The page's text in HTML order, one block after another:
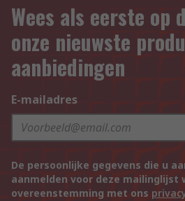
Wees als eerste op
onze nieuwste
aanbiedingen
E-mailadres
De persoonlijke gegevens die u
aanmelden voor deze mailinglijst
overeenstemming met ons